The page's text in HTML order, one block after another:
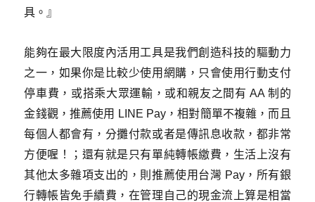
具。』
能夠在最大限度內活用工具是我們創造科技的驅動力
之一，如果你是比較少使用網購，只會使用行動支付
停車費，或搭乘大眾運輸，或和親友之間有 AA 制的
金錢觀，推薦使用 LINE Pay，相對簡單不複雜，而且
每個人都會有，分攤付款或者是傳訊息收款，都非常
方便喔！；還有就是只有單純轉帳繳費，生活上沒有
其他太多雜項支出的，則推薦使用台灣 Pay，所有銀
行轉帳皆免手續費，在管理自己的現金流上算是相當